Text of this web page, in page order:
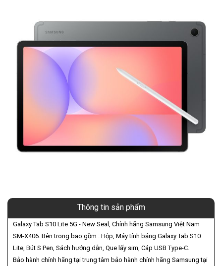
Thông tin sản phẩm
Galaxy Tab S10 Lite 5G - New Seal, Chính hãng Samsung Việt Nam
SM-X406. Bên trong bao gồm : Hộp, Máy tính bảng Galaxy Tab S10
Lite, Bút S Pen, Sách hướng dẫn, Que lấy sim, Cáp USB Type-C.
Bảo hành chính hãng tại trung tâm bảo hành chính hãng Samsung tại